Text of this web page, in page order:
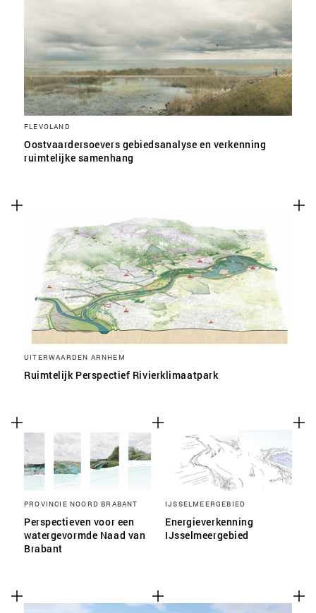
FLEVOLAND
Oostvaardersoevers gebiedsanalyse en verkenning
ruimtelijke samenhang
UITERWAARDEN ARNHEM
Ruimtelijk Perspectief Rivierklimaatpark
PROVINCIE NOORD BRABANT
Perspectieven voor een
watergevormde Naad van
Brabant
IJSSELMEERGEBIED
Energieverkenning
IJsselmeergebied